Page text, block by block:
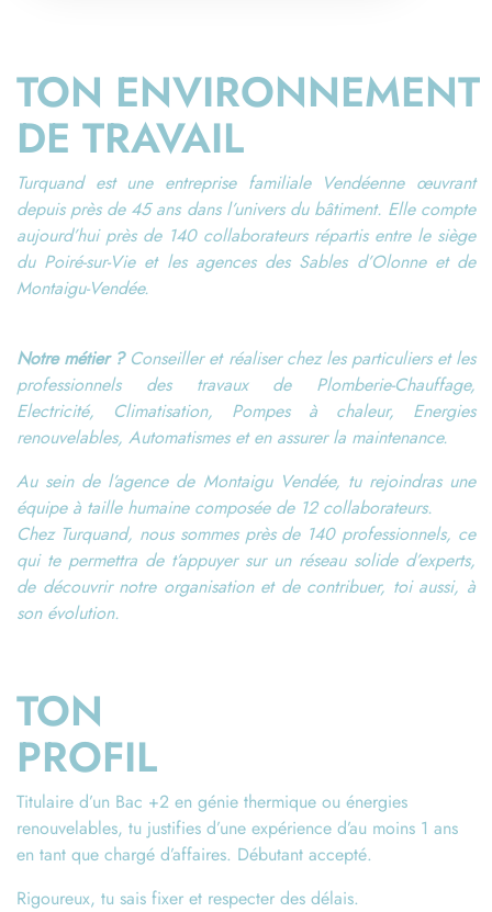
TON ENVIRONNEMENT
DE TRAVAIL
Turquand est une entreprise familiale Vendéenne œuvrant
depuis près de 45 ans dans l’univers du bâtiment. Elle compte
aujourd’hui près de 140 collaborateurs répartis entre le siège
du Poiré-sur-Vie et les agences des Sables d’Olonne et de
Montaigu-Vendée.
Notre métier ?Conseiller et réaliser chez les particuliers et les
professionnels des travaux de Plomberie-Chauffage,
Electricité, Climatisation, Pompes à chaleur, Energies
renouvelables, Automatismes et en assurer la maintenance.
Au sein de l’agence de Montaigu Vendée, tu rejoindras une
équipe à taille humaine composée de 12 collaborateurs.
Chez Turquand, nous sommes près de 140 professionnels, ce
qui te permettra de t’appuyer sur un réseau solide d’experts,
de découvrir notre organisation et de contribuer, toi aussi, à
son évolution.
TON
PROFIL
Titulaire d’un Bac +2 en génie thermique ou énergies
renouvelables, tu justifies d’une expérience d’au moins 1 ans
en tant que chargé d’affaires. Débutant accepté.
Rigoureux, tu sais fixer et respecter des délais.